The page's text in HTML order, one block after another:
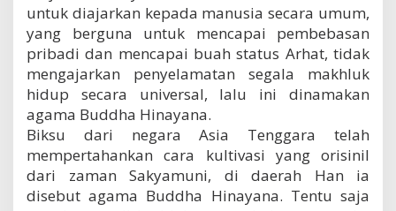
untuk diajarkan kepada manusia secara umum,
yang berguna untuk mencapai pembebasan
pribadi dan mencapai buah status Arhat, tidak
mengajarkan penyelamatan segala makhluk
hidup secara universal, lalu ini dinamakan
agama Buddha Hinayana.
Biksu dari negara Asia Tenggara telah
mempertahankan cara kultivasi yang orisinil
dari zaman Sakyamuni, di daerah Han ia
disebut agama Buddha Hinayana. Tentu saja